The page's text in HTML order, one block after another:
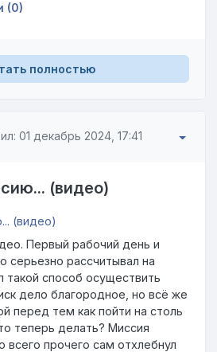
(0)
полностью
01 декабрь 2024, 17:41
(видео)
Первый рабочий день и
серьезно рассчитывал на
такой способ осуществить
дело благородное, но всё же
перед тем как пойти на столь
теперь делать? Миссия
всего прочего сам отхлебнул